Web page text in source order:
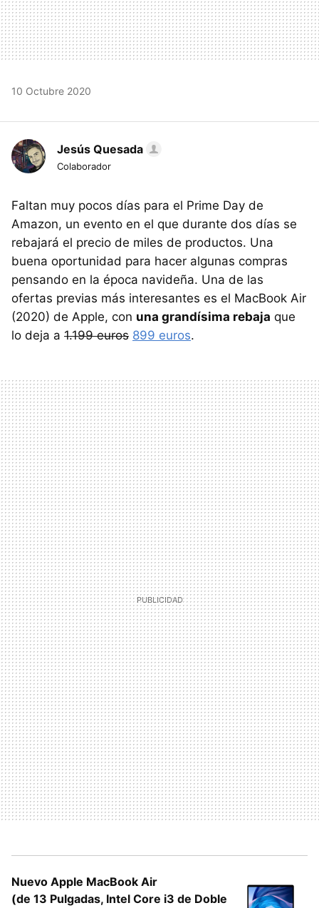
10 Octubre 2020
Jesús Quesada
Colaborador
Faltan muy pocos días para el Prime Day de
Amazon, un evento en el que durante dos días se
rebajará el precio de miles de productos. Una
buena oportunidad para hacer algunas compras
pensando en la época navideña. Una de las
ofertas previas más interesantes es el MacBook Air
(2020) de Apple, con una grandísima rebaja que
lo deja a 1.199 euros 899 euros.
Nuevo Apple MacBook Air
(de 13 Pulgadas, Intel Core i3 de Doble